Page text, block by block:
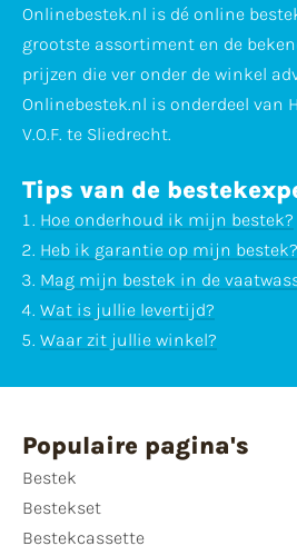
Onlinebestek.nl is dé online
grootste assortiment en de
prijzen die ver onder de winkel
Onlinebestek.nl is onderdeel van
V.O.F. te Sliedrecht.
Tips van de
Hoe onderhoud ik mijn bestek?
Heb ik garantie op mijn bestek?
Mag mijn bestek in de
Wat is jullie levertijd?
Waar zit jullie winkel?
Populaire pagina's
Bestek
Bestekset
Bestekcassette